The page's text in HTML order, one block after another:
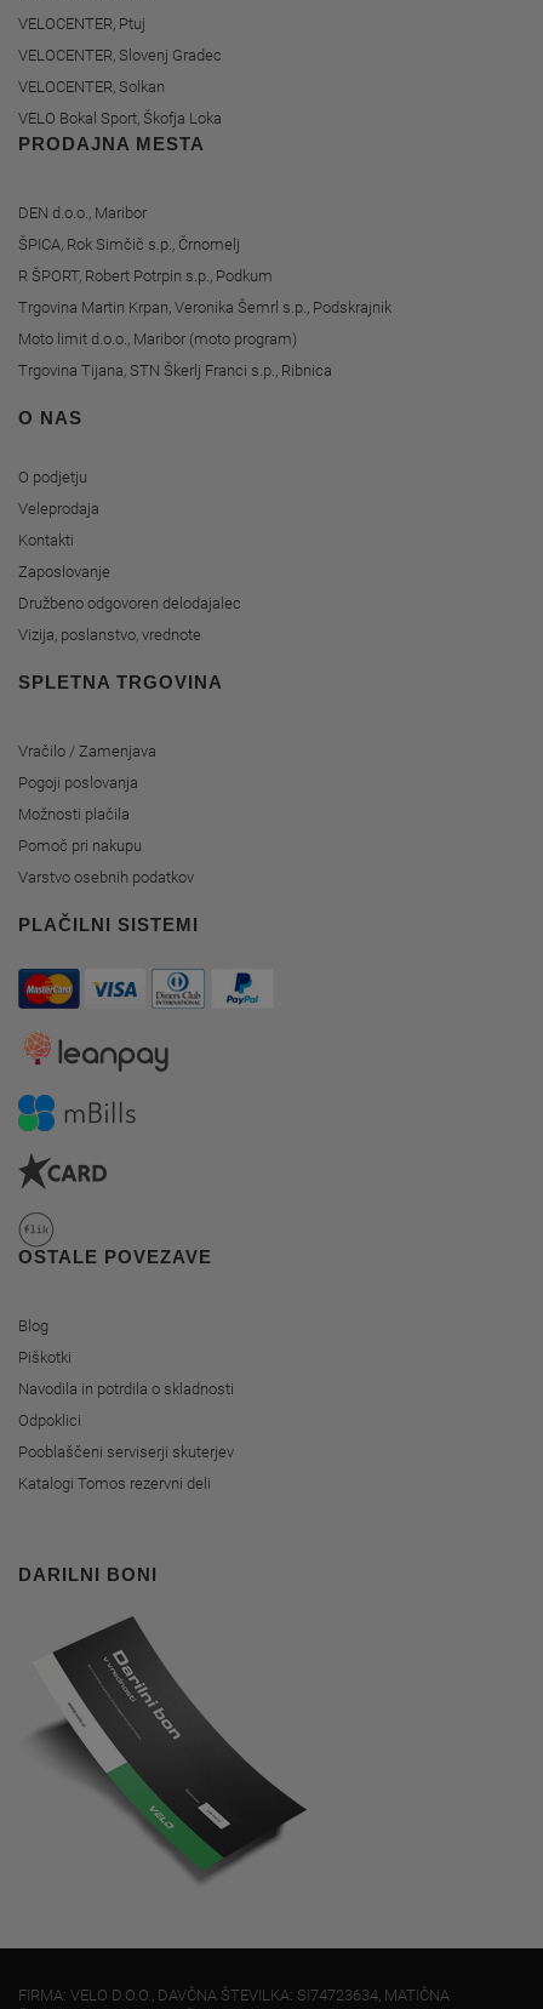
VELOCENTER, Ptuj
VELOCENTER, Slovenj Gradec
VELOCENTER, Solkan
VELO Bokal Sport, Škofja Loka
PRODAJNA MESTA
DEN d.o.o., Maribor
ŠPICA, Rok Simčič s.p., Črnomelj
R ŠPORT, Robert Potrpin s.p., Podkum
Trgovina Martin Krpan, Veronika Šemrl s.p., Podskrajnik
Moto limit d.o.o., Maribor (moto program)
Trgovina Tijana, STN Škerlj Franci s.p., Ribnica
O NAS
O podjetju
Veleprodaja
Kontakti
Zaposlovanje
Družbeno odgovoren delodajalec
Vizija, poslanstvo, vrednote
SPLETNA TRGOVINA
Vračilo / Zamenjava
Pogoji poslovanja
Možnosti plačila
Pomoč pri nakupu
Varstvo osebnih podatkov
PLAČILNI SISTEMI
OSTALE POVEZAVE
Blog
Piškotki
Navodila in potrdila o skladnosti
Odpoklici
Pooblaščeni serviserji skuterjev
Katalogi Tomos rezervni deli
DARILNI BONI
FIRMA: VELO D.O.O., DAVČNA ŠTEVILKA: SI74723634, MATIČNA